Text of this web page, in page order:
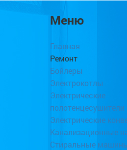
Меню
Главная
Ремонт
Бойлеры
Электрокотлы
Электрические
полотенцесушители
Электрические
Канализационные
Стиральные